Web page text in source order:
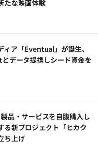
たな映画体験
ィア「Eventual」が誕生、
データ提携しシード資金を
品・サービスを自腹購入し
る新プロジェクト「ヒカク
ち上げ